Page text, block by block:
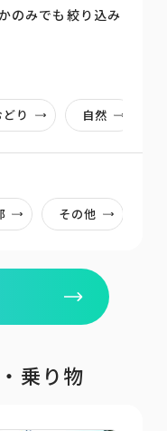
のみでも絞り込み
り 自然
その他
乗り物